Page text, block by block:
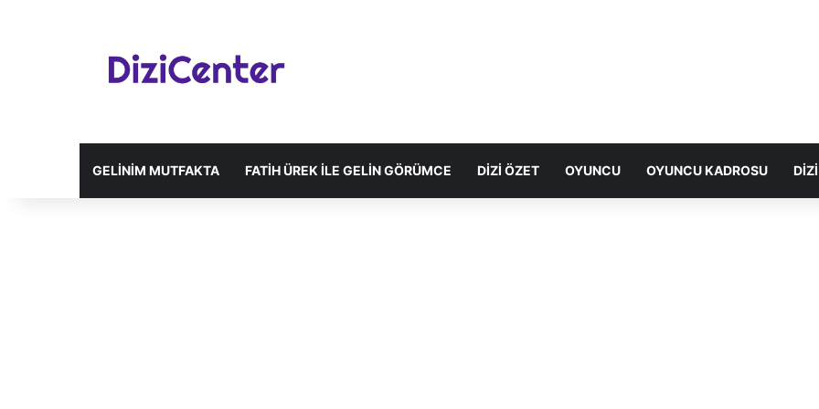
GELINIM MUTFAKTA FATIH ÜREK ILE GELIN GÖRÜMCE DIZI ÖZET OYUNCU OYUNCU KADROSU